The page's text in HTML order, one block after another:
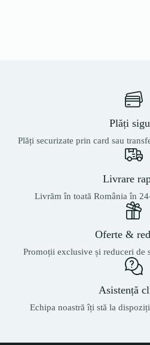
Plăți
Plăți securizate prin card sau
Livrare
Livrăm în toată România în
Oferte &
Promoții exclusive și reduceri de
Asistență
Echipa noastră îți stă la